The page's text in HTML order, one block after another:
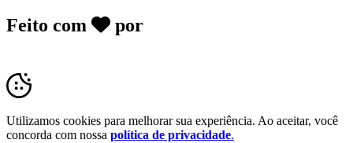
Feito com por
Utilizamos cookies para melhorar sua experiência. Ao aceitar, você
concorda com nossa política de privacidade.